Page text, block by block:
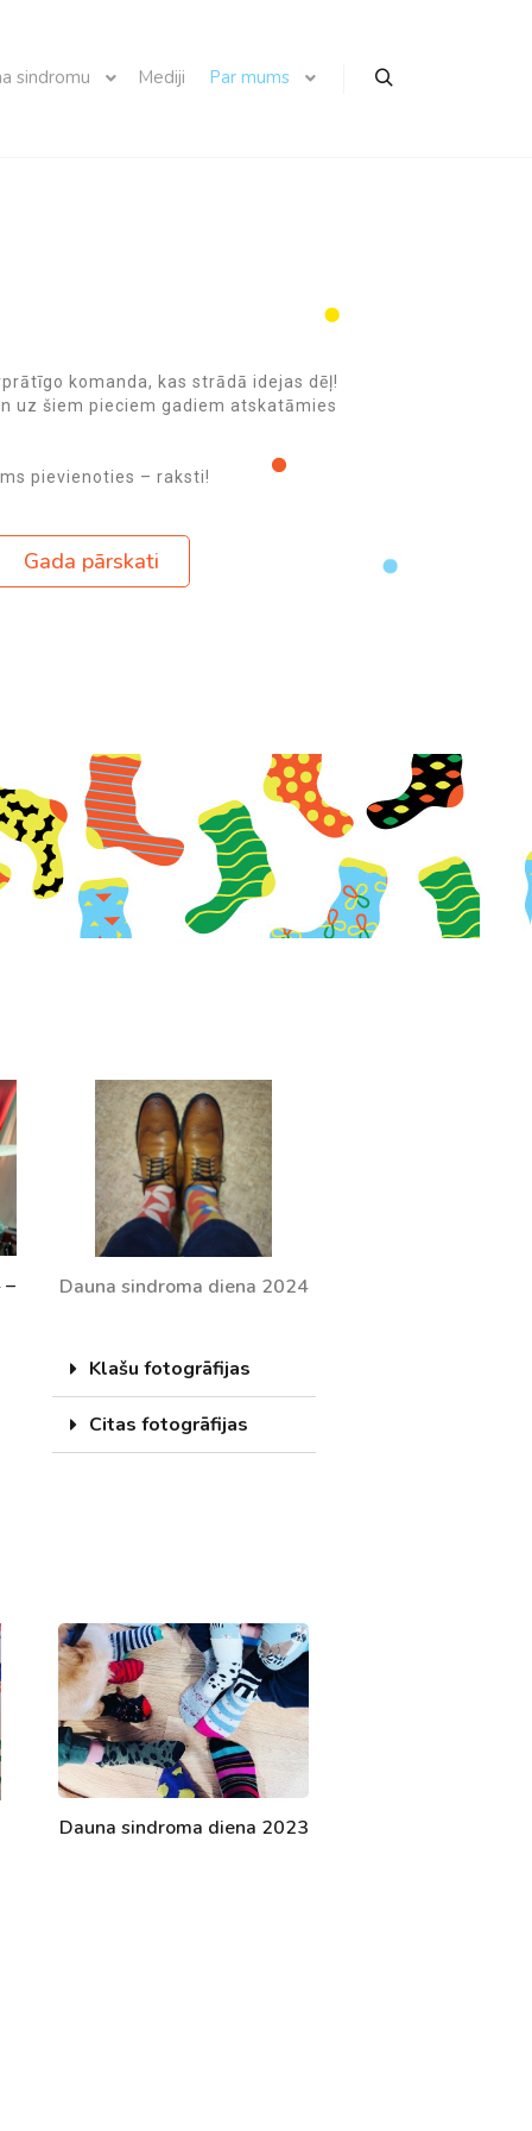
sindromu Mediji Par mums
komanda, kas strādā idejas dēļ!
uz šiem pieciem gadiem atskatāmies
pievienoties – raksti!
Gada pārskati
– Dauna sindroma diena 2024
Klašu fotogrāfijas
Citas fotogrāfijas
Dauna sindroma diena 2023